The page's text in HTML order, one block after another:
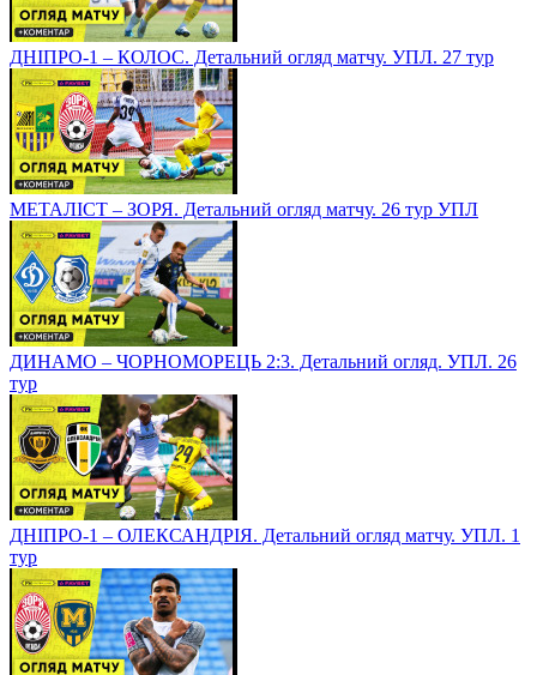
ДНІПРО-1 – КОЛОС. Детальний огляд матчу. УПЛ. 27 тур
МЕТАЛІСТ – ЗОРЯ. Детальний огляд матчу. 26 тур УПЛ
ДИНАМО – ЧОРНОМОРЕЦЬ 2:3. Детальний огляд. УПЛ. 26
тур
ДНІПРО-1 – ОЛЕКСАНДРІЯ. Детальний огляд матчу. УПЛ. 1
тур